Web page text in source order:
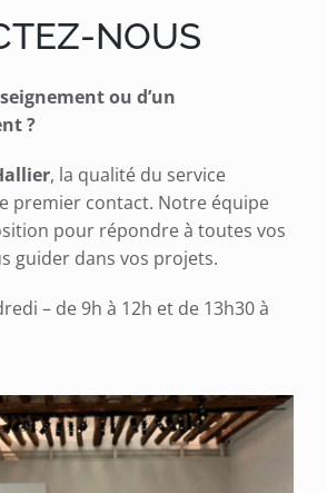
NOUS
ou d’un
?
, la qualité du service
premier contact. Notre équipe
pour répondre à toutes vos
guider dans vos projets.
– de 9h à 12h et de 13h30 à